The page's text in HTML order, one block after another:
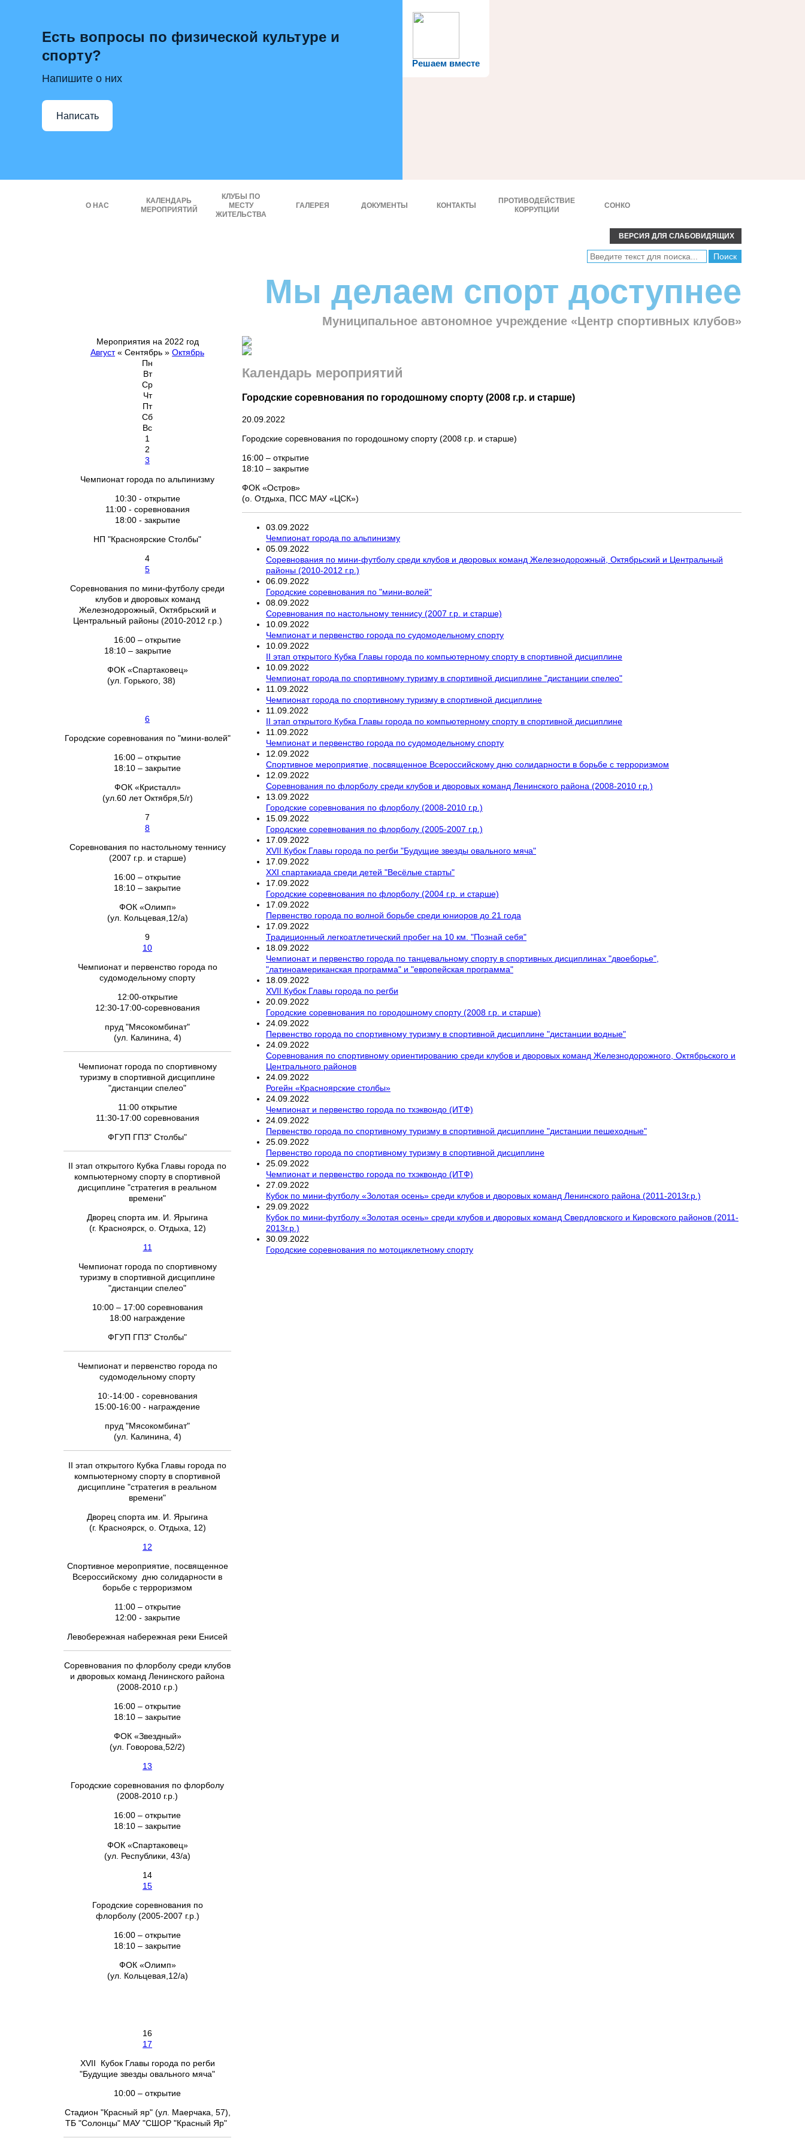
Решаем вместе
Есть вопросы по физической культуре и
спорту?
Напишите о них
Написать
О НАС
КАЛЕНДАРЬ
МЕРОПРИЯТИЙ
КЛУБЫ ПО
МЕСТУ
ЖИТЕЛЬСТВА
ГАЛЕРЕЯ ДОКУМЕНТЫ КОНТАКТЫ
ПРОТИВОДЕЙСТВИЕ
КОРРУПЦИИ
СОНКО
ВЕРСИЯ ДЛЯ СЛАБОВИДЯЩИХ
Мы делаем спорт доступнее
Муниципальное автономное учреждение «Центр спортивных клубов»
Мероприятия на 2022 год
Август« Сентябрь » Октябрь
Пн
Вт
Ср
Чт
Пт
Сб
Вс
1
2
3
Чемпионат города по альпинизму
10:30 - открытие
11:00 - соревнования
18:00 - закрытие
НП "Красноярские Столбы"
4
5
Соревнования по мини-футболу среди
клубов и дворовых команд
Железнодорожный, Октябрьский и
Центральный районы (2010-2012 г.р.)
16:00 – открытие
18:10 – закрытие
ФОК «Спартаковец»
(ул. Горького, 38)
6
Городские соревнования по "мини-волей"
16:00 – открытие
18:10 – закрытие
ФОК «Кристалл»
(ул.60 лет Октября,5/г)
7
8
Соревнования по настольному теннису
(2007 г.р. и старше)
16:00 – открытие
18:10 – закрытие
ФОК «Олимп»
(ул. Кольцевая,12/а)
9
10
Чемпионат и первенство города по
судомодельному спорту
12:00-открытие
12:30-17:00-соревнования
пруд "Мясокомбинат"
(ул. Калинина, 4)
Чемпионат города по спортивному
туризму в спортивной дисциплине
"дистанции спелео"
11:00 открытие
11:30-17:00 соревнования
ФГУП ГПЗ" Столбы"
II этап открытого Кубка Главы города по
компьютерному спорту в спортивной
дисциплине "стратегия в реальном
времени"
Дворец спорта им. И. Ярыгина
(г. Красноярск, о. Отдыха, 12)
11
Чемпионат города по спортивному
туризму в спортивной дисциплине
"дистанции спелео"
10:00 – 17:00 соревнования
18:00 награждение
ФГУП ГПЗ" Столбы"
Чемпионат и первенство города по
судомодельному спорту
10:-14:00 - соревнования
15:00-16:00 - награждение
пруд "Мясокомбинат"
(ул. Калинина, 4)
II этап открытого Кубка Главы города по
компьютерному спорту в спортивной
дисциплине "стратегия в реальном
времени"
Дворец спорта им. И. Ярыгина
(г. Красноярск, о. Отдыха, 12)
12
Спортивное мероприятие, посвященное
Всероссийскому дню солидарности в
борьбе с терроризмом
11:00 – открытие
12:00 - закрытие
Левобережная набережная реки Енисей
Соревнования по флорболу среди клубов
и дворовых команд Ленинского района
(2008-2010 г.р.)
16:00 – открытие
18:10 – закрытие
ФОК «Звездный»
(ул. Говорова,52/2)
13
Городские соревнования по флорболу
(2008-2010 г.р.)
16:00 – открытие
18:10 – закрытие
ФОК «Спартаковец»
(ул. Республики, 43/а)
14
15
Городские соревнования по
флорболу (2005-2007 г.р.)
16:00 – открытие
18:10 – закрытие
ФОК «Олимп»
(ул. Кольцевая,12/а)
16
17
XVII Кубок Главы города по регби
"Будущие звезды овального мяча"
10:00 – открытие
Стадион "Красный яр" (ул. Маерчака, 57),
ТБ "Солонцы" МАУ "СШОР "Красный Яр"
Календарь мероприятий
Городские соревнования по городошному спорту (2008 г.р. и старше)
20.09.2022
Городские соревнования по городошному спорту (2008 г.р. и старше)
16:00 – открытие
18:10 – закрытие
ФОК «Остров»
(о. Отдыха, ПСС МАУ «ЦСК»)
03 09 2022
Чемпионат города по альпинизму
05 09 2022
Соревнования по мини-футболу среди клубов и дворовых команд Железнодорожный, Октябрьский и Центральный
районы (2010-2012 г.р.)
06 09 2022
Городские соревнования по "мини-волей"
08 09 2022
Соревнования по настольному теннису (2007 г.р. и старше)
10 09 2022
Чемпионат и первенство города по судомодельному спорту
10 09 2022
II этап открытого Кубка Главы города по компьютерному спорту в спортивной дисциплине
10 09 2022
Чемпионат города по спортивному туризму в спортивной дисциплине "дистанции спелео"
11 09 2022
Чемпионат города по спортивному туризму в спортивной дисциплине
11 09 2022
II этап открытого Кубка Главы города по компьютерному спорту в спортивной дисциплине
11 09 2022
Чемпионат и первенство города по судомодельному спорту
12 09 2022
Спортивное мероприятие, посвященное Всероссийскому дню солидарности в борьбе с терроризмом
12 09 2022
Соревнования по флорболу среди клубов и дворовых команд Ленинского района (2008-2010 г.р.)
13 09 2022
Городские соревнования по флорболу (2008-2010 г.р.)
15 09 2022
Городские соревнования по флорболу (2005-2007 г.р.)
17 09 2022
XVII Кубок Главы города по регби "Будущие звезды овального мяча"
17 09 2022
XXI спартакиада среди детей "Весёлые старты"
17 09 2022
Городские соревнования по флорболу (2004 г.р. и старше)
17 09 2022
Первенство города по волной борьбе среди юниоров до 21 года
17 09 2022
Традиционный легкоатлетический пробег на 10 км. "Познай себя"
18 09 2022
Чемпионат и первенство города по танцевальному спорту в спортивных дисциплинах "двоеборье",
"латиноамериканская программа" и "европейская программа"
18 09 2022
XVII Кубок Главы города по регби
20 09 2022
Городские соревнования по городошному спорту (2008 г.р. и старше)
24 09 2022
Первенство города по спортивному туризму в спортивной дисциплине "дистанции водные"
24 09 2022
Соревнования по спортивному ориентированию среди клубов и дворовых команд Железнодорожного, Октябрьского и
Центрального районов
24 09 2022
Рогейн «Красноярские столбы»
24 09 2022
Чемпионат и первенство города по тхэквондо (ИТФ)
24 09 2022
Первенство города по спортивному туризму в спортивной дисциплине "дистанции пешеходные"
25 09 2022
Первенство города по спортивному туризму в спортивной дисциплине
25 09 2022
Чемпионат и первенство города по тхэквондо (ИТФ)
27 09 2022
Кубок по мини-футболу «Золотая осень» среди клубов и дворовых команд Ленинского района (2011-2013г.р.)
29 09 2022
Кубок по мини-футболу «Золотая осень» среди клубов и дворовых команд Свердловского и Кировского районов (2011-
2013г.р.)
30 09 2022
Городские соревнования по мотоциклетному спорту